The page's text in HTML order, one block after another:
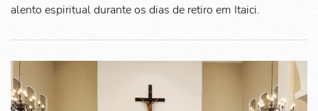
alento espiritual durante os dias de retiro em Itaici.